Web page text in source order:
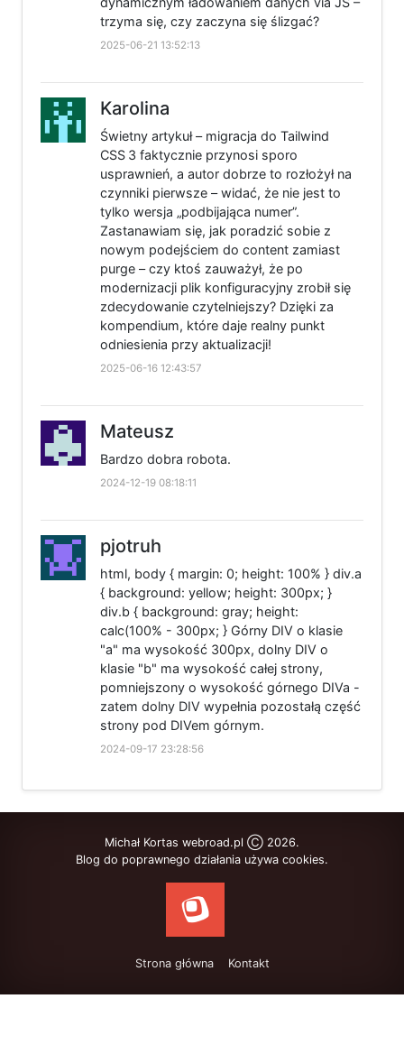
trzyma się, czy zaczyna się ślizgać?
2025-06-21 13:52:13
Karolina
Świetny artykuł – migracja do Tailwind
CSS 3 faktycznie przynosi sporo
usprawnień, a autor dobrze to rozłożył na
czynniki pierwsze – widać, że nie jest to
tylko wersja „podbijająca numer”.
Zastanawiam się, jak poradzić sobie z
nowym podejściem do content zamiast
purge – czy ktoś zauważył, że po
modernizacji plik konfiguracyjny zrobił się
zdecydowanie czytelniejszy? Dzięki za
kompendium, które daje realny punkt
odniesienia przy aktualizacji!
2025-06-16 12:43:57
Mateusz
Bardzo dobra robota.
2024-12-19 08:18:11
pjotruh
html, body { margin: 0; height: 100% } div.a
{ background: yellow; height: 300px; }
div.b { background: gray; height:
calc(100% - 300px; } Górny DIV o klasie
"a" ma wysokość 300px, dolny DIV o
klasie "b" ma wysokość całej strony,
pomniejszony o wysokość górnego DIVa -
zatem dolny DIV wypełnia pozostałą część
strony pod DIVem górnym.
2024-09-17 23:28:56
Michał Kortas webroad.pl Ⓒ 2026.
Blog do poprawnego działania używa cookies.
Strona główna Kontakt